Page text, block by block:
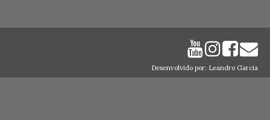
Desenvolvido por: Leandro Garcia